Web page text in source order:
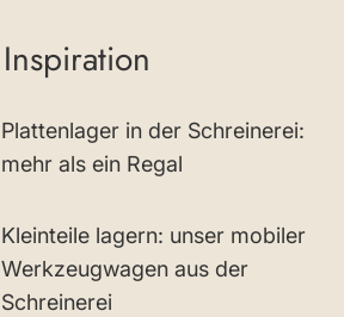
Inspiration
Plattenlager in der Schreinerei:
mehr als ein Regal
Kleinteile lagern: unser mobiler
Werkzeugwagen aus der
Schreinerei